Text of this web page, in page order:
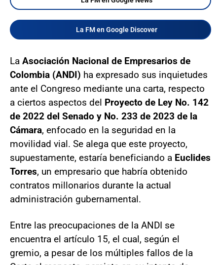
La FM en Google Discover
La Asociación Nacional de Empresarios de
Colombia (ANDI) ha expresado sus inquietudes
ante el Congreso mediante una carta, respecto
a ciertos aspectos del Proyecto de Ley No. 142
de 2022 del Senado y No. 233 de 2023 de la
Cámara, enfocado en la seguridad en la
movilidad vial. Se alega que este proyecto,
supuestamente, estaría beneficiando a Euclides
Torres, un empresario que habría obtenido
contratos millonarios durante la actual
administración gubernamental.
Entre las preocupaciones de la ANDI se
encuentra el artículo 15, el cual, según el
gremio, a pesar de los múltiples fallos de la